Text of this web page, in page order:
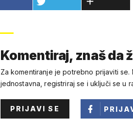
Komentiraj, znaš da
Za komentiranje je potrebno prijaviti se.
jednostavna, registriraj se i uključi se u
PRIJAVI SE